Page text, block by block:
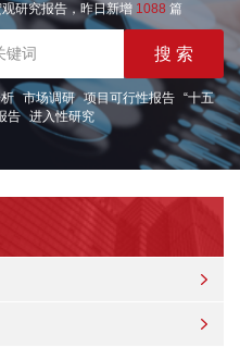
研究报告，昨日新增 1088 篇
市场调研 项目可行性报告
“十五
告 进入性研究